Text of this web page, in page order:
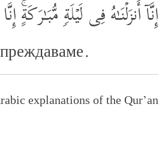
إِنَّاۤ أَنزَلۡنَـٰهُ فِی لَیۡلَةࣲ مُّبَـٰرَكَةٍۚ
explanations of the Qur’an: